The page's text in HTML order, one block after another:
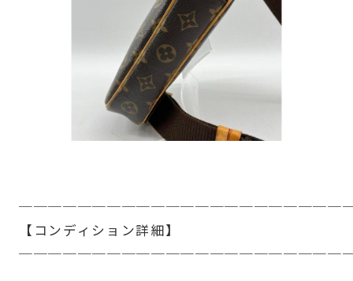
【コンディション詳細】